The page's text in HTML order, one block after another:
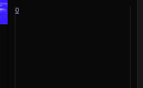
0